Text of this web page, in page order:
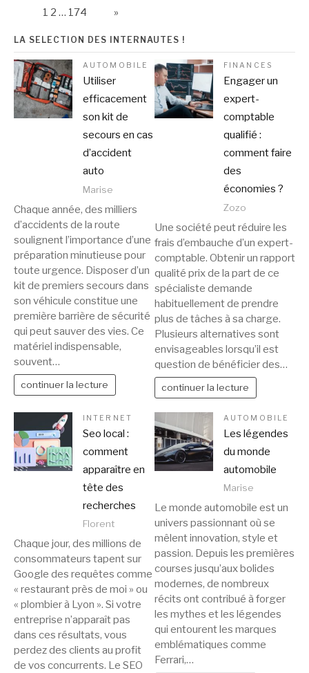
1 2 … 174 »
LA SELECTION DES INTERNAUTES !
AUTOMOBILE
Utiliser
efficacement
son kit de
secours en cas
d’accident
auto
Marise
Chaque année, des milliers
d’accidents de la route
soulignent l’importance d’une
préparation minutieuse pour
toute urgence. Disposer d’un
kit de premiers secours dans
son véhicule constitue une
première barrière de sécurité
qui peut sauver des vies. Ce
matériel indispensable,
souvent…
continuer la lecture
FINANCES
Engager un
expert-
comptable
qualifié :
comment faire
des
économies ?
Zozo
Une société peut réduire les
frais d’embauche d’un expert-
comptable. Obtenir un rapport
qualité prix de la part de ce
spécialiste demande
habituellement de prendre
plus de tâches à sa charge.
Plusieurs alternatives sont
envisageables lorsqu’il est
question de bénéficier des…
continuer la lecture
INTERNET
Seo local :
comment
apparaître en
tête des
recherches
Florent
Chaque jour, des millions de
consommateurs tapent sur
Google des requêtes comme
« restaurant près de moi » ou
« plombier à Lyon ». Si votre
entreprise n’apparaît pas
dans ces résultats, vous
perdez des clients au profit
de vos concurrents. Le SEO
AUTOMOBILE
Les légendes
du monde
automobile
Marise
Le monde automobile est un
univers passionnant où se
mêlent innovation, style et
passion. Depuis les premières
courses jusqu’aux bolides
modernes, de nombreux
récits ont contribué à forger
les mythes et les légendes
qui entourent les marques
emblématiques comme
Ferrari,…